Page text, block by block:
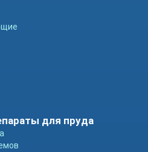
для пруда